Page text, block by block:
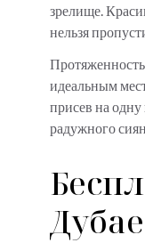
зрелище.
нельзя
Протяженность
идеальным
присев на
радужного
Дубае